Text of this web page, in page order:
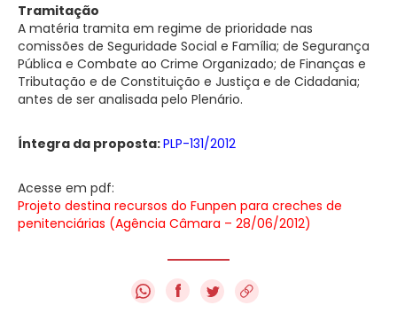
Tramitação
A matéria tramita em regime de prioridade nas
comissões de Seguridade Social e Família; de Segurança
Pública e Combate ao Crime Organizado; de Finanças e
Tributação e de Constituição e Justiça e de Cidadania;
antes de ser analisada pelo Plenário.
Íntegra da proposta:PLP-131/2012
Acesse em pdf:
Projeto destina recursos do Funpen para creches de
penitenciárias (Agência Câmara – 28/06/2012)
f